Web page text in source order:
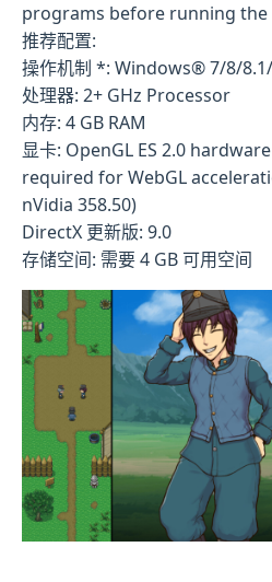
programs before running the
推荐配置:
操作机制 *: Windows® 7/8/
处理器: 2+ GHz Processor
内存: 4 GB RAM
显卡: OpenGL ES 2.0
required for WebGL
nVidia 358.50)
DirectX 更新版: 9.0
存储空间: 需要 4 GB 可用空间